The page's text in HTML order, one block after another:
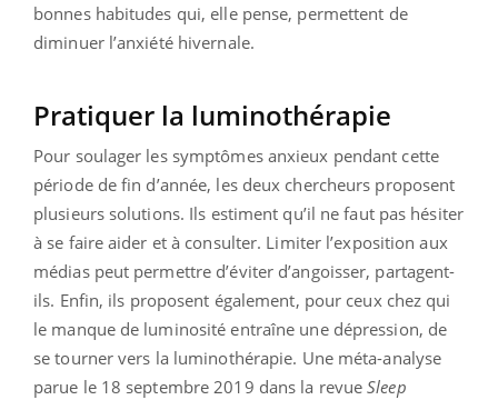
bonnes habitudes qui, elle pense, permettent de
diminuer l’anxiété hivernale.
Pratiquer la luminothérapie
Pour soulager les symptômes anxieux pendant cette
période de fin d’année, les deux chercheurs proposent
plusieurs solutions. Ils estiment qu’il ne faut pas hésiter
à se faire aider et à consulter. Limiter l’exposition aux
médias peut permettre d’éviter d’angoisser, partagent-
ils. Enfin, ils proposent également, pour ceux chez qui
le manque de luminosité entraîne une dépression, de
se tourner vers la luminothérapie. Une méta-analyse
parue le 18 septembre 2019 dans la revueSleep